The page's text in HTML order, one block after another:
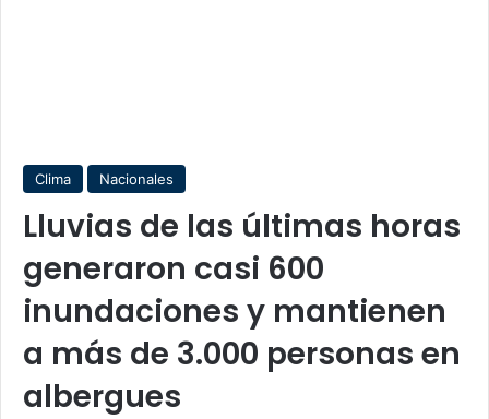
Clima Nacionales
Lluvias de las últimas horas
generaron casi 600
inundaciones y mantienen
a más de 3.000 personas en
albergues